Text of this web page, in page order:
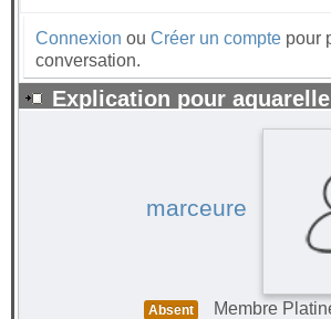
Connexion ou Créer un compte pour
conversation.
Explication pour aquarelle
marceure
Absent
Membre